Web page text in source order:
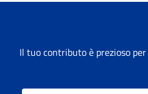
Il tuo contributo è prezioso